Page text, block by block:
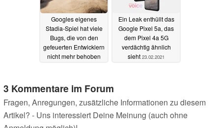
Googles eigenes
Stadia-Spiel hat viele
Bugs, die von den
gefeuerten Entwicklern
nicht mehr behoben
Ein Leak enthüllt das
Google Pixel 5a, das
dem Pixel 4a 5G
verdächtig ähnlich
sieht 23.02.2021
3 Kommentare im Forum
Fragen, Anregungen, zusätzliche Informationen zu diesem
Artikel? - Uns interessiert Deine Meinung (auch ohne